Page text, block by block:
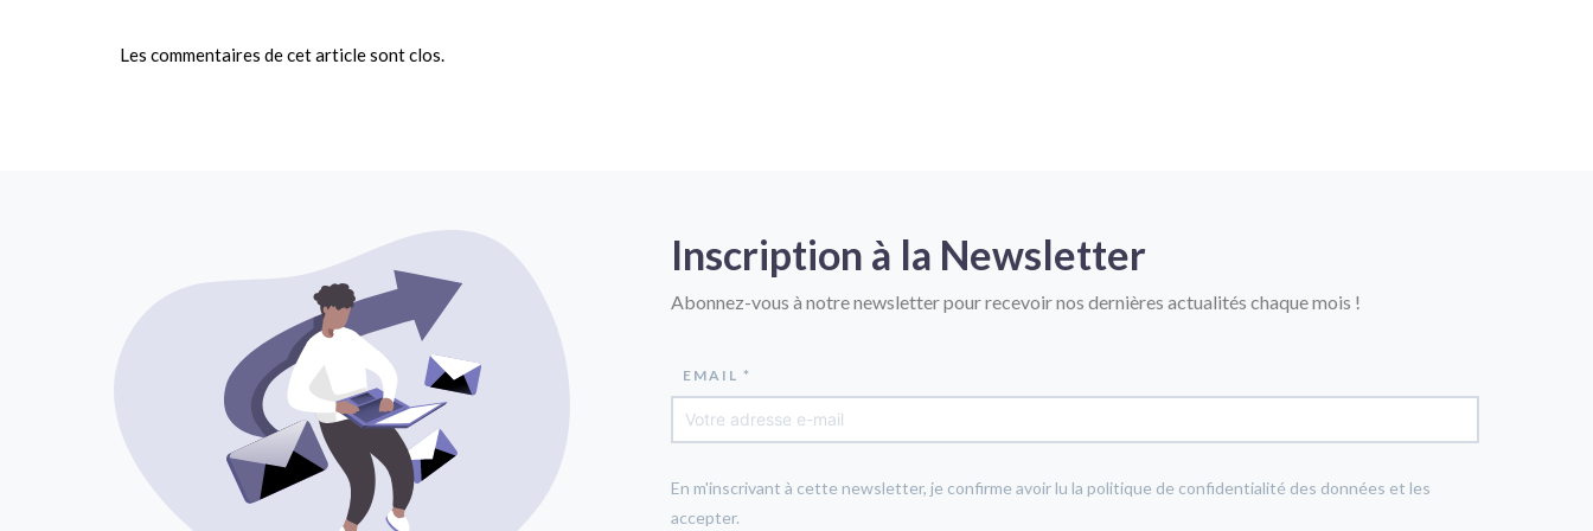
Les commentaires de cet article sont clos.
Inscription à la Newsletter
Abonnez-vous à notre newsletter pour recevoir nos dernières actualités chaque mois !
EMAIL *
En m'inscrivant à cette newsletter, je confirme avoir lu la politique de confidentialité des données et les
accepter.